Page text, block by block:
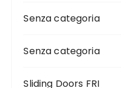
Senza categoria
Senza categoria
Sliding Doors FRI